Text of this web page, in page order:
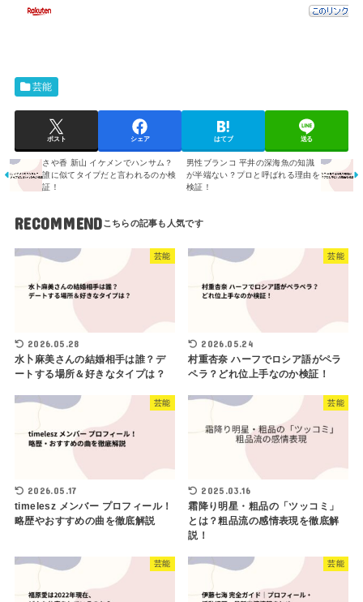
芸能
ポスト シェア はてブ 送る
さや香 新山 イケメンでハンサム？
誰に似てタイプだと言われるのか検
証！
男性ブランコ 平井の深海魚の知識
が半端ない？プロと呼ばれる理由を
検証！
RECOMMEND
芸能
2026.05.28
水卜麻美さんの結婚相手は誰？デ
ートする場所＆好きなタイプは？
芸能
2026.05.24
村重杏奈 ハーフでロシア語がペラ
ペラ？どれ位上手なのか検証！
芸能
2026.05.17
timelesz メンバー プロフィール！
略歴やおすすめの曲を徹底解説
芸能
2025.03.16
霜降り明星・粗品の「ツッコミ」
とは？粗品流の感情表現を徹底解
説！
芸能 芸能